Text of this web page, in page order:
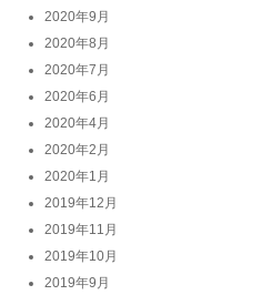
2020年9月
2020年8月
2020年7月
2020年6月
2020年4月
2020年2月
2020年1月
2019年12月
2019年11月
2019年10月
2019年9月